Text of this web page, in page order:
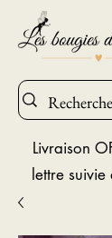
Livraison
lettre